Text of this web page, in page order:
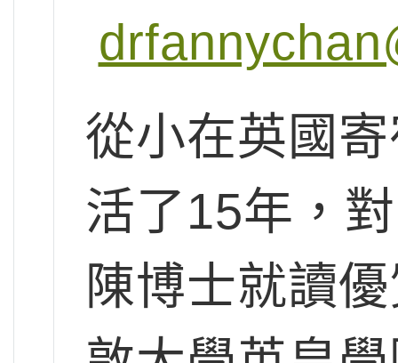
從小在英國
活了15年，
陳博士就讀